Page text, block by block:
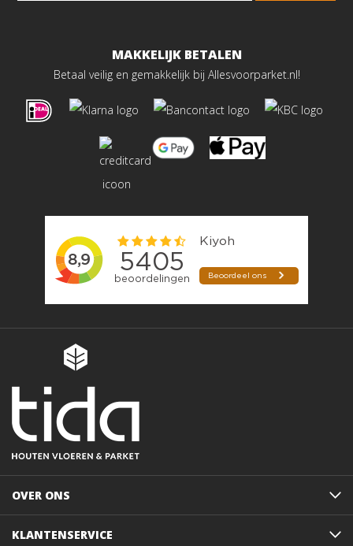
MAKKELIJK BETALEN
Betaal veilig en gemakkelijk bij Allesvoorparket.nl!
OVER ONS
KLANTENSERVICE